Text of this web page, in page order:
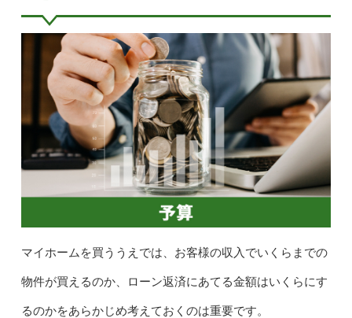
マイホームを買ううえでは、お客様の収入でいくらまでの
物件が買えるのか、ローン返済にあてる金額はいくらにす
るのかをあらかじめ考えておくのは重要です。